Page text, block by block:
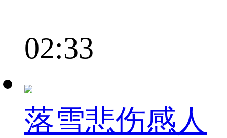
02:33
落雪悲伤感人